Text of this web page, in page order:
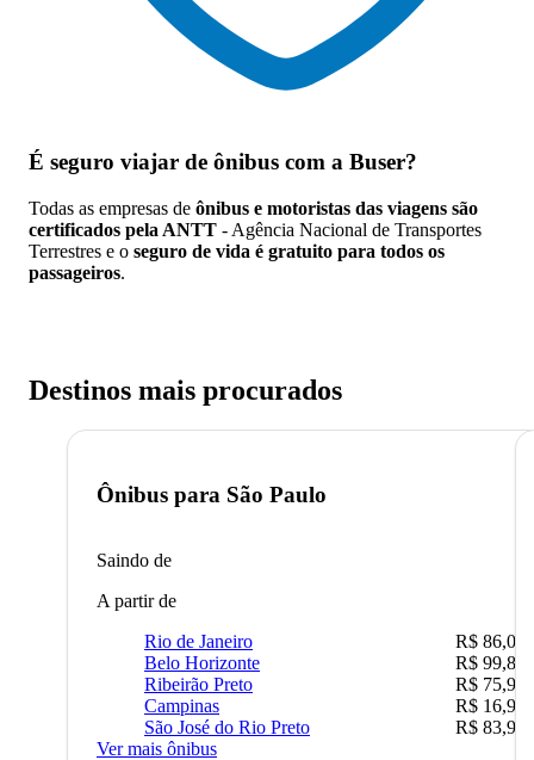
É seguro viajar de ônibus com a Buser?
Todas as empresas de ônibus e motoristas das viagens são
certificados pela ANTT - Agência Nacional de Transportes
Terrestres e o seguro de vida é gratuito para todos os
passageiros.
Destinos mais procurados
Ônibus para São Paulo
Saindo de
A partir de
Rio de Janeiro
R$ 86,00
Belo Horizonte
R$ 99,89
Ribeirão Preto
R$ 75,90
Campinas
R$ 16,90
São José do Rio Preto
R$ 83,90
Ver mais ônibus